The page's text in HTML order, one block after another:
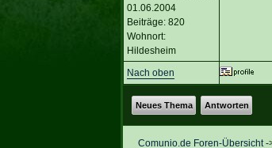
01.06.2004
Beiträge: 820
Wohnort:
Hildesheim
Nach oben
Neues Thema Antworten
Comunio.de Foren-Übersicht-